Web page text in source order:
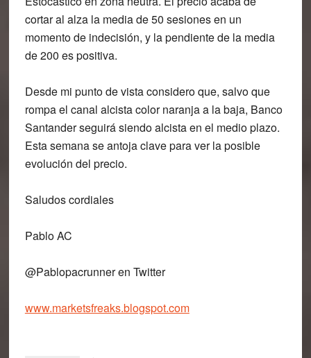
cortar al alza la media de 50 sesiones en un
momento de indecisión, y la pendiente de la media
de 200 es positiva.
Desde mi punto de vista considero que, salvo que
rompa el canal alcista color naranja a la baja, Banco
Santander seguirá siendo alcista en el medio plazo.
Esta semana se antoja clave para ver la posible
evolución del precio.
Saludos cordiales
Pablo AC
@Pablopacrunner en Twitter
www.marketsfreaks.blogspot.com